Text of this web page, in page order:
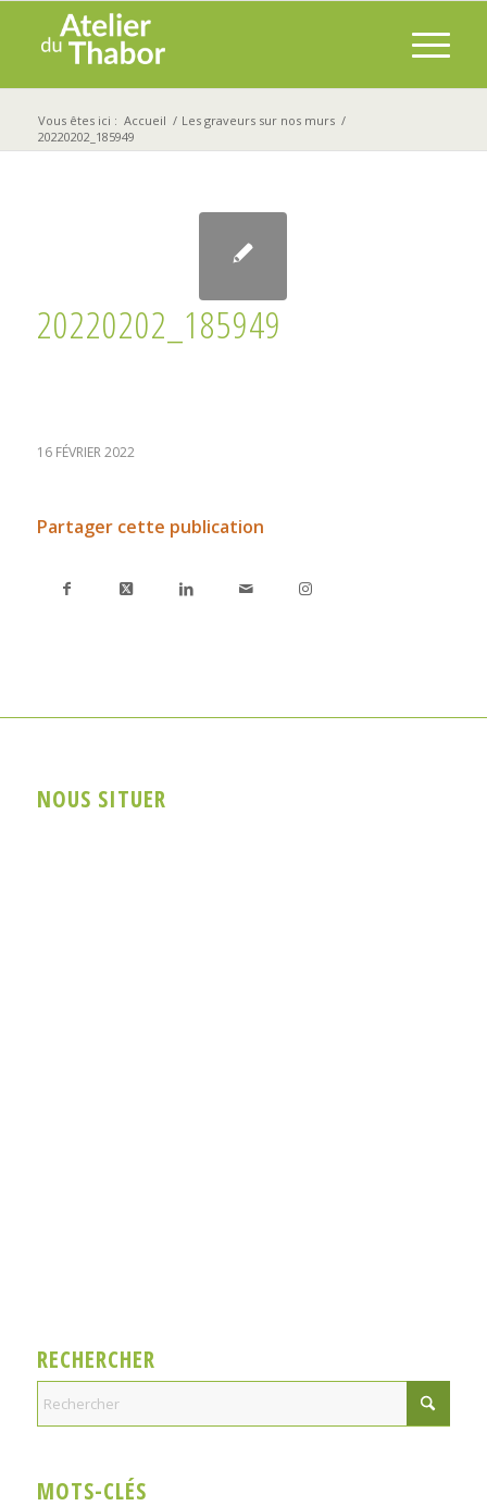
Vous êtes ici : Accueil / Les graveurs sur nos murs /
20220202_185949
20220202_185949
16 FÉVRIER 2022
Partager cette publication
NOUS SITUER
RECHERCHER
MOTS-CLÉS